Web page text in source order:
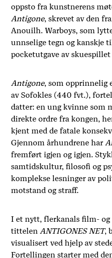
oppsto fra kunstnerens
Antigone, skrevet av den
Anouilh. Warboys, som
unnselige tegn og kanskje
pocketutgave av
Antigone, som opprinnelig
av Sofokles (440 fvt.),
datter: en ung kvinne som
direkte ordre fra kongen,
kjent med de fatale
Gjennom århundrene har
fremført igjen og igjen.
samtidskultur, filosofi og
komplekse lesninger av
motstand og straff.
I et nytt, flerkanals film- og
tittelen ANTIGONES NET,
visualisert ved hjelp av
Fortellingen starter med